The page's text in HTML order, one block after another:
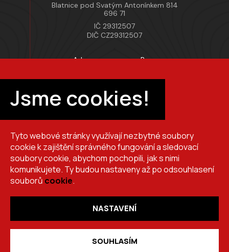
Jsme cookies!
Tyto webové stránky využívají nezbytné soubory
cookie k zajištění správného fungování a sledovací
soubory cookie, abychom pochopili, jak s nimi
komunikujete. Ty budou nastaveny až po odsouhlasení
souborů cookie.
NASTAVENÍ
SOUHLASÍM
Blatnice pod Svatým Antonínkem 814
696 71
IČ 29312507
DIČ CZ29312507
Adresa provozovny Brno
Pracovní doba
Po–Pá 7:00 – 15:30
+420 725 510 044
obchod@brslik.cz
BRŠLÍK, s.r.o.. Všechna práva vyhrazena.